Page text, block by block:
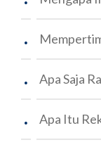
.
. Apa Saja
. Apa Itu